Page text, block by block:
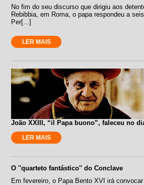
No fim do seu discurso que dirigiu aos
Rebibbia, em Roma, o papa respondeu a
Per[...]
LER MAIS
João XXIII, “il Papa buono”, faleceu no
LER MAIS
O ''quarteto fantástico'' do Conclave
Em fevereiro, o Papa Bento XVI irá